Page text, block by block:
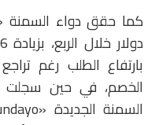
بارتفاع الطلب رغم
الخصم، في حين سجلت